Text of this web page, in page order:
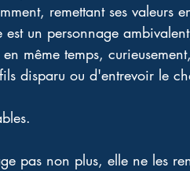
remettant ses valeurs
un personnage
même temps,
disparu ou d'entrevoir le
pas non plus, elle ne les